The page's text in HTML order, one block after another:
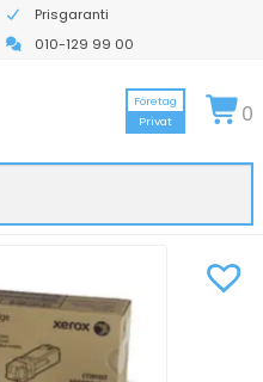
Prisgaranti
010-129 99 00
Företag
Privat
0